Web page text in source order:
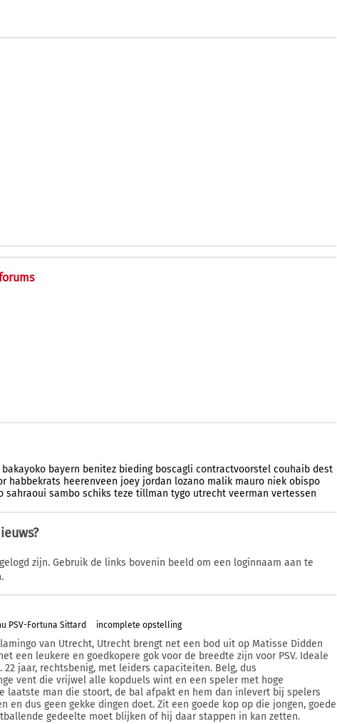
bakayoko bayern benitez bieding boscagli contractvoorstel couhaib dest
habbekrats heerenveen joey jordan lozano malik mauro niek obispo
sahraoui sambo schiks teze tillman tygo utrecht veerman vertessen
zijn. Gebruik de links bovenin beeld om een loginnaam aan te
PSV-Fortuna Sittard incomplete opstelling
van Utrecht, Utrecht brengt net een bod uit op Matisse Didden
een leukere en goedkopere gok voor de breedte zijn voor PSV. Ideale
jaar, rechtsbenig, met leiders capaciteiten. Belg, dus
vent die vrijwel alle kopduels wint en een speler met hoge
laatste man die stoort, de bal afpakt en hem dan inlevert bij spelers
en dus geen gekke dingen doet. Zit een goede kop op die jongen, goede
gedeelte moet blijken of hij daar stappen in kan zetten.